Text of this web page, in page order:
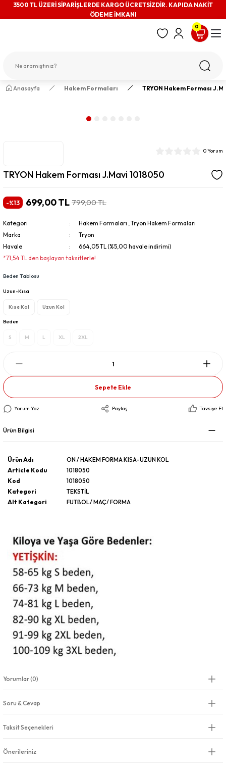
3500 TL ÜZERİ SİPARİŞLERDE KARGO ÜCRETSİZDİR. KAPIDA NAKİT
ÖDEME İMKANI
0
Anasayfa Hakem Formaları TRYON Hakem Forması
0 Yorum
TRYON Hakem Forması J.Mavi 1018050
-%13 699,00 TL 799,00 TL
Kategori Hakem Formaları ,Tryon Hakem Formaları
Marka
Tryon
Havale
664,05 TL (%5,00 havale indirimi)
*71,54 TL den başlayan taksitlerle!
Beden Tablosu
Uzun-Kısa
Kısa Kol Uzun Kol
Beden
S M L XL 2XL
Sepete Ekle
Yorum Yaz Paylaş Tavsiye Et
Ürün Bilgisi
Ürün Adı
ON / HAKEM FORMA KISA-UZUN KOL
Article Kodu
1018050
Kod
1018050
Kategori
TEKSTİL
Alt Kategori
FUTBOL/ MAÇ/ FORMA
Yorumlar (0)
Soru & Cevap
Taksit Seçenekleri
Önerileriniz